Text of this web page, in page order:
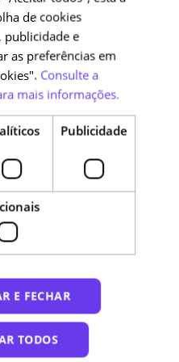
online
E DA VIDA
Mundial do Hospital (5 de
educação online para a
responder aos desafios
de cookies
publicidade e
as preferências em
Consulte a
mais informações.
Publicidade
E FECHAR
TODOS